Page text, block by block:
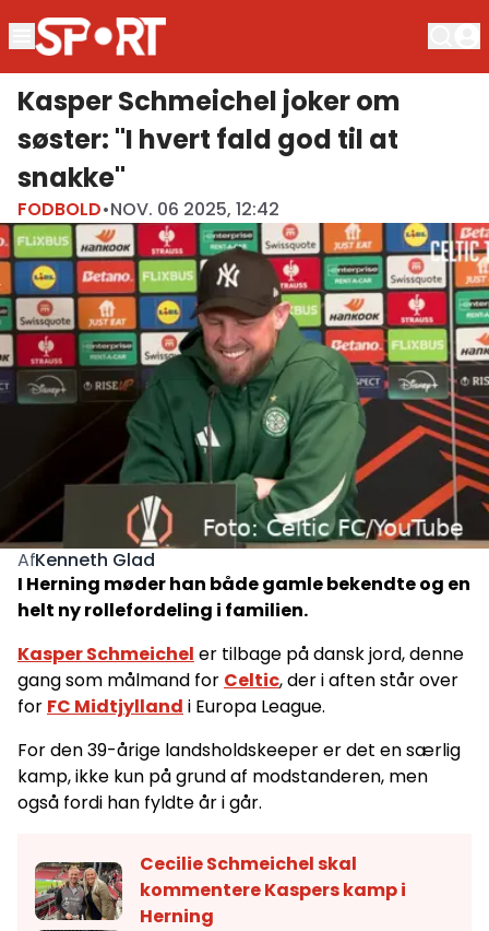
Kasper Schmeichel joker om
søster: "I hvert fald god til at
snakke"
FODBOLD•NOV. 06 2025, 12:42
AfKenneth Glad
I Herning møder han både gamle bekendte og en
helt ny rollefordeling i familien.
Kasper Schmeichel er tilbage på dansk jord, denne
gang som målmand for Celtic, der i aften står over
for FC Midtjylland i Europa League.
For den 39-årige landsholdskeeper er det en særlig
kamp, ikke kun på grund af modstanderen, men
også fordi han fyldte år i går.
Cecilie Schmeichel skal
kommentere Kaspers kamp i
Herning